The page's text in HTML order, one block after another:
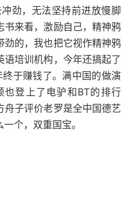
，无法坚持前进放慢脚
书来看，激励自己，精神鸦
劲的，我也把它视作精神鸦
培训机构，今年还搞起了
于赚钱了。满中国的做演
登上了电驴和BT的排行
子评价老罗是全中国德艺
个，双重国宝。